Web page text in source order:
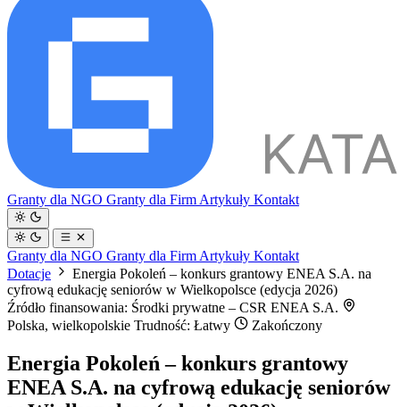
Granty dla NGO Granty dla Firm Artykuły Kontakt
Granty dla NGO Granty dla Firm Artykuły Kontakt
Dotacje
Energia Pokoleń – konkurs grantowy ENEA S.A. na
cyfrową edukację seniorów w Wielkopolsce (edycja 2026)
Źródło finansowania: Środki prywatne – CSR ENEA S.A.
Polska, wielkopolskie Trudność: Łatwy Zakończony
Energia Pokoleń – konkurs grantowy
ENEA S.A. na cyfrową edukację seniorów